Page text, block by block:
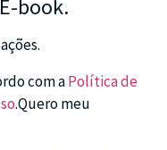
book.
com aPolítica de
.Quero meu